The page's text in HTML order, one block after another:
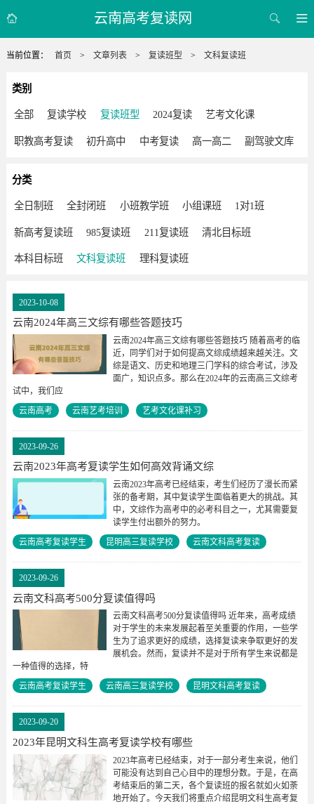
 云南高考复读网  
当前位置： 首页 > 文章列表 > 复读班型 > 文科复读班
类别
全部 复读学校 复读班型 2024复读 艺考文化课
职教高考复读 初升高中 中考复读 高一高二 副驾驶文库
分类
全日制班 全封闭班 小班教学班 小组课班 1对1班
新高考复读班 985复读班 211复读班 清北目标班
本科目标班 文科复读班 理科复读班
2023-10-08
云南2024年高三文综有哪些答题技巧
云南2024年高三文综有哪些答题技巧 随着高考的临
近，同学们对于如何提高文综成绩越来越关注。文
综是语文、历史和地理三门学科的综合考试，涉及
面广，知识点多。那么在2024年的云南高三文综考
试中，我们应
云南高考
云南艺考培训 艺考文化课补习
2023-09-26
云南2023年高考复读学生如何高效背诵文综
云南2023年高考已经结束，考生们经历了漫长而紧
张的备考期，其中复读学生面临着更大的挑战。其
中，文综作为高考中的必考科目之一，尤其需要复
读学生付出额外的努力。
云南高考复读学生
昆明高三复读学校 云南文科高考复读
2023-09-26
云南文科高考500分复读值得吗
云南文科高考500分复读值得吗 近年来，高考成绩
对于学生的未来发展起着至关重要的作用，一些学
生为了追求更好的成绩，选择复读来争取更好的发
展机会。然而，复读并不是对于所有学生来说都是
一种值得的选择，特
云南高考复读学生
云南高三复读学校 昆明文科高考复读
2023-09-20
2023年昆明文科生高考复读学校有哪些
2023年高考已经结束，对于一部分考生来说，他们
可能没有达到自己心目中的理想分数。于是，在高
考结束后的第二天，各个复读班的报名就如火如荼
地开始了。今天我们将重点介绍昆明文科生高考复